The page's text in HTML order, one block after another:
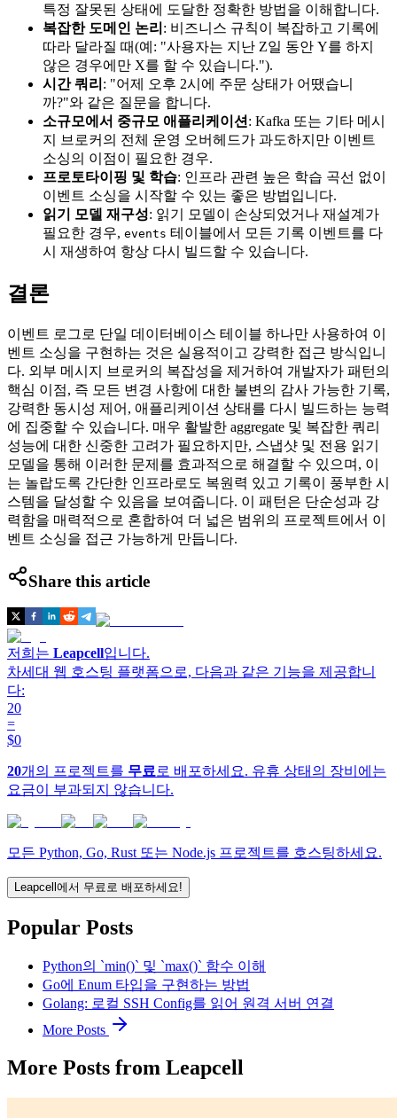
특정 잘못된 상태에 도달한 정확한 방법을 이해합니다.
복잡한 도메인 논리 : 비즈니스 규칙이 복잡하고 기록에
따라 달라질 때(예: "사용자는 지난 Z일 동안 Y를 하지
않은 경우에만 X를 할 수 있습니다.").
시간 쿼리 : "어제 오후 2시에 주문 상태가 어땠습니
까?"와 같은 질문을 합니다.
소규모에서 중규모 애플리케이션 : Kafka 또는 기타 메시
지 브로커의 전체 운영 오버헤드가 과도하지만 이벤트
소싱의 이점이 필요한 경우.
프로토타이핑 및 학습: 인프라 관련 높은 학습 곡선 없이
이벤트 소싱을 시작할 수 있는 좋은 방법입니다.
읽기 모델 재구성: 읽기 모델이 손상되었거나 재설계가
필요한 경우, events 테이블에서 모든 기록 이벤트를 다
시 재생하여 항상 다시 빌드할 수 있습니다.
결론
이벤트 로그로 단일 데이터베이스 테이블 하나만 사용하여 이
벤트 소싱을 구현하는 것은 실용적이고 강력한 접근 방식입니
다. 외부 메시지 브로커의 복잡성을 제거하여 개발자가 패턴의
핵심 이점, 즉 모든 변경 사항에 대한 불변의 감사 가능한 기록,
강력한 동시성 제어, 애플리케이션 상태를 다시 빌드하는 능력
에 집중할 수 있습니다. 매우 활발한 aggregate 및 복잡한 쿼리
성능에 대한 신중한 고려가 필요하지만, 스냅샷 및 전용 읽기
모델을 통해 이러한 문제를 효과적으로 해결할 수 있으며, 이
는 놀랍도록 간단한 인프라로도 복원력 있고 기록이 풍부한 시
스템을 달성할 수 있음을 보여줍니다. 이 패턴은 단순성과 강
력함을 매력적으로 혼합하여 더 넓은 범위의 프로젝트에서 이
벤트 소싱을 접근 가능하게 만듭니다.
Share this article
저희는 Leapcell입니다.
차세대 웹 호스팅 플랫폼으로, 다음과 같은 기능을 제공합니
다:
20
=
$0
20개의 프로젝트를 무료 로 배포하세요. 유휴 상태의 장비에는
요금이 부과되지 않습니다.
모든 Python, Go, Rust 또는 Node.js 프로젝트를 호스팅하세요.
Leapcell에서 무료로 배포하세요!
Popular Posts
Python의 `min()` 및 `max()` 함수 이해
Go에 Enum 타입을 구현하는 방법
Golang: 로컬 SSH Config를 읽어 원격 서버 연결
More Posts
More Posts from Leapcell